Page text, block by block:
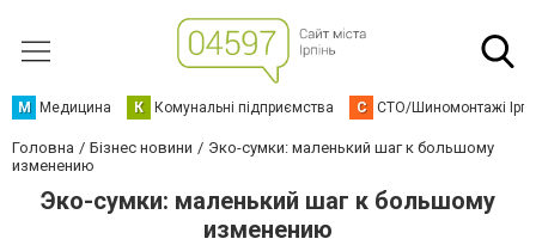
М Медицина К Комунальні підприємства С СТО/Шиномонтажі
Головна Бізнес новини
Эко-сумки: маленький шаг к большому
изменению
Эко-сумки: маленький шаг к большому
изменению